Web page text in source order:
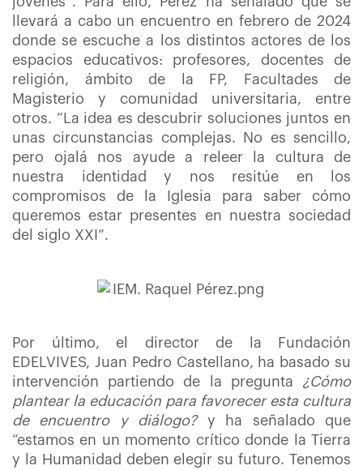
llevará a cabo un encuentro en febrero de 2024
donde se escuche a los distintos actores de los
espacios educativos: profesores, docentes de
religión, ámbito de la FP, Facultades de
Magisterio y comunidad universitaria, entre
otros. “La idea es descubrir soluciones juntos en
unas circunstancias complejas. No es sencillo,
pero ojalá nos ayude a releer la cultura de
nuestra identidad y nos resitúe en los
compromisos de la Iglesia para saber cómo
queremos estar presentes en nuestra sociedad
del siglo XXI”.
Por último, el director de la Fundación
EDELVIVES, Juan Pedro Castellano, ha basado su
intervención partiendo de la pregunta ¿Cómo
plantear la educación para favorecer esta cultura
de encuentro y diálogo? y ha señalado que
“estamos en un momento crítico donde la Tierra
y la Humanidad deben elegir su futuro. Tenemos